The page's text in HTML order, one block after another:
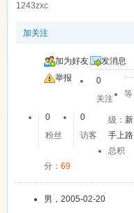
1243zxc
加关注
加为好友
发消息
举报
0
关注
0
粉丝
0
访客
等
级：新
手上路
总积
分： 69
男，2005-02-20